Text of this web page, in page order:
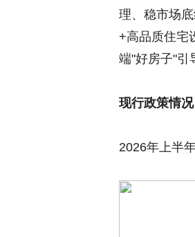
理、稳市场
+高品质住宅
端"好房子"引
现行政策情况
2026年上半